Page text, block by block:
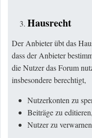
Hausrecht
Der Anbieter übt das
dass der Anbieter
die Nutzer das Forum
insbesondere berechtigt,
Nutzerkonten zu
Beiträge zu
Nutzer zu